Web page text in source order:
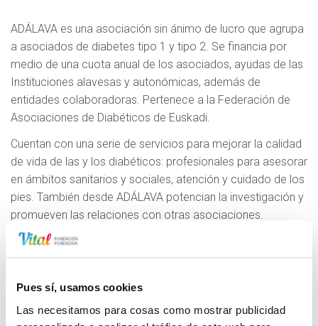
Pues sí, usamos cookies
Las necesitamos para cosas como mostrar publicidad
ADÁLAVA es una asociación sin ánimo de lucro que agrupa
a asociados de diabetes tipo 1 y tipo 2. Se financia por
medio de una cuota anual de los asociados, ayudas de las
Instituciones alavesas y autonómicas, además de
entidades colaboradoras. Pertenece a la Federación de
Asociaciones de Diabéticos de Euskadi.
Cuentan con una serie de servicios para mejorar la calidad
de vida de las y los diabéticos: profesionales para asesorar
en ámbitos sanitarios y sociales, atención y cuidado de los
pies. También desde ADÁLAVA potencian la investigación y
promueven las relaciones con otras asociaciones.
A lo largo del año llevan a cabo diversas actividades como
grupos de encuentro y trabajo mediante charlas, coloquios,
iniciales o de reciclaje; cursos de Alimentación teórico-
prácticos; colonias y convivencias de aprendizaje;